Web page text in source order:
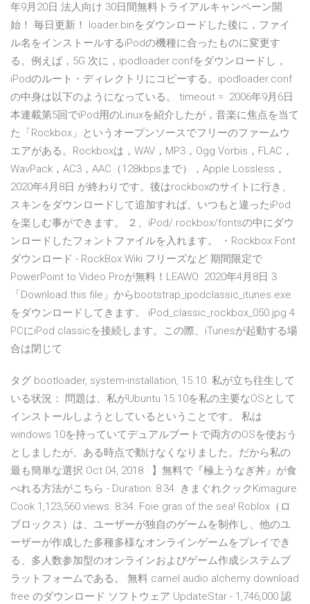
年9月20日 法人向け 30日間無料トライアルキャンペーン開
始！ 毎日更新！ loader.binをダウンロードした後に，ファイ
ル名をインストールするiPodの機種に合ったものに変更す
る。例えば，5G 次に，ipodloader.confをダウンロードし，
iPodのルート・ディレクトリにコピーする。ipodloader.conf
の中身は以下のようになっている。 timeout = 2006年9月6日
本連載第5回でiPod用のLinuxを紹介したが，音楽に焦点を当て
た「Rockbox」というオープンソースでフリーのファームウ
エアがある。Rockboxは，WAV，MP3，Ogg Vorbis，FLAC，
WavPack，AC3，AAC（128kbpsまで），Apple Lossless，
2020年4月8日 が終わりです。後はrockboxのサイトに行き、
スキンをダウンロードして追加すれば、いつもと違ったiPod
を楽しむ事ができます。 ２、iPod/.rockbox/fontsの中にダウ
ンロードしたフォントファイルを入れます。 ・Rockbox Font
ダウンロード - RockBox Wiki フリーズなど 期間限定で
PowerPoint to Video Proが無料！LEAWO 2020年4月8日 3
「Download this file」からbootstrap_ipodclassic_itunes.exe
をダウンロードしてきます。 iPod_classic_rockbox_050.jpg 4
PCにiPod classicを接続します。この際、iTunesが起動する場
合は閉じて
タグ bootloader, system-installation, 15.10. 私が立ち往生して
いる状況： 問題は、私がUbuntu 15.10を私の主要なOSとして
インストールしようとしているということです。 私は
windows 10を持っていてデュアルブートで両方のOSを使おう
としましたが、ある時点で動けなくなりました。だから私の
最も簡単な選択 Oct 04, 2018 · 】無料で『極上うなぎ丼』が食
べれる方法がこちら - Duration: 8:34. きまぐれクックKimagure
Cook 1,123,560 views. 8:34. Foie gras of the sea! Roblox（ロ
ブロックス）は、ユーザーが独自のゲームを制作し、他のユ
ーザーが作成した多種多様なオンラインゲームをプレイでき
る、多人数参加型のオンラインおよびゲーム作成システムプ
ラットフォームである。 無料 camel audio alchemy download
free のダウンロード ソフトウェア UpdateStar - 1,746,000 認